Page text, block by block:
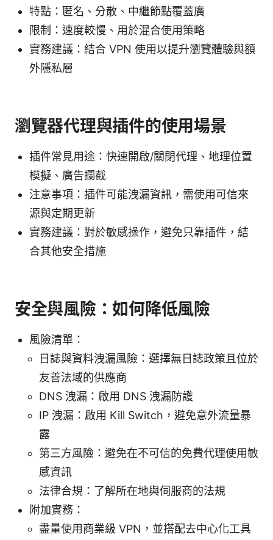
特點：匿名、分散、中繼節點覆蓋廣
限制：速度較慢、用於混合使用策略
實務建議：結合 VPN 使用以提升瀏覽體驗與額
外隱私層
瀏覽器代理與插件的使用場景
插件常見用途：快速開啟/關閉代理、地理位置
模擬、廣告攔截
注意事項：插件可能洩漏資訊，需使用可信來
源與定期更新
實務建議：對於敏感操作，避免只靠插件，結
合其他安全措施
安全與風險：如何降低風險
風險清單：
日誌與資料洩漏風險：選擇無日誌政策且位於
友善法域的供應商
DNS 洩漏：啟用 DNS 洩漏防護
IP 洩漏：啟用 Kill Switch，避免意外流量暴
露
第三方風險：避免在不可信的免費代理使用敏
感資訊
法律合規：了解所在地與伺服商的法規
附加實務：
盡量使用商業級 VPN，並搭配去中心化工具